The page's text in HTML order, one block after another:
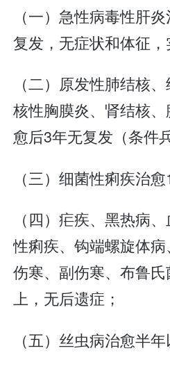
（一）急性病毒性肝
复发，无症状和体征，
（二）原发性肺结核
核性胸膜炎、肾结核
愈后3年无复发（条件
（三）细菌性痢疾治愈
（四）疟疾、黑热病
性痢疾、钩端螺旋体病
伤寒、副伤寒、布鲁
上，无后遗症；
（五）丝虫病治愈半